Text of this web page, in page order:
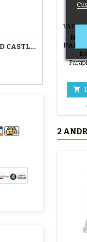
WHIZZ RED CASTLE BARNVAGN BAKRE INNERRÖR
NOA

2